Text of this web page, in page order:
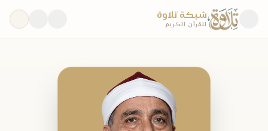
شبكة تلاوة
للقرآن الكريم